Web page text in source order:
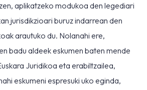
aplikatzeko modukoa den legediari
jurisdikzioari buruz indarrean den
arautuko du. Nolanahi ere,
badu aldeek eskumen baten mende
Juridikoa eta erabiltzailea,
eskumeni espresuki uko eginda,